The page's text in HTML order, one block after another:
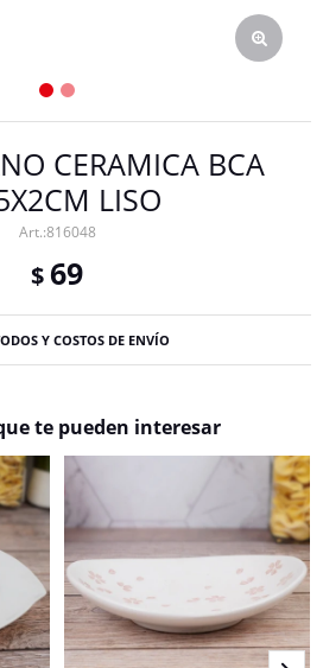
CERAMICA BCA
LISO
816048
$69
Y COSTOS DE ENVÍO
te pueden interesar